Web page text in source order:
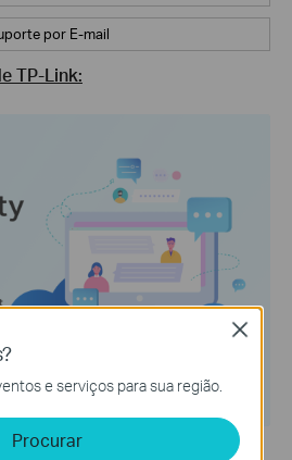
por E-mail
TP-Link:
e serviços para sua região.
Procurar
Close